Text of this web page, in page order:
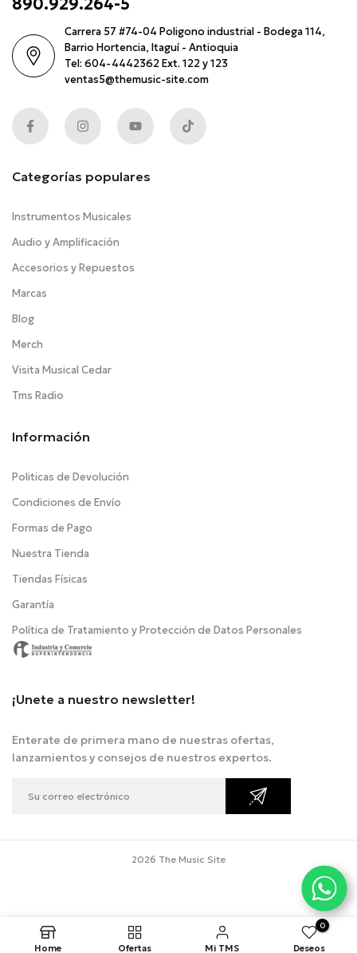
890.929.264-5
Carrera 57 #74-04 Poligono industrial - Bodega 114,
Barrio Hortencia, Itaguí - Antioquia
Tel: 604-4442362 Ext. 122 y 123
ventas5@themusic-site.com
Categorías populares
Instrumentos Musicales
Audio y Amplificación
Accesorios y Repuestos
Marcas
Blog
Merch
Visita Musical Cedar
Tms Radio
Información
Politicas de Devolución
Condiciones de Envío
Formas de Pago
Nuestra Tienda
Tiendas Físicas
Garantía
Política de Tratamiento y Protección de Datos Personales
¡Unete a nuestro newsletter!
Enterate de primera mano de nuestras ofertas,
lanzamientos y consejos de nuestros expertos.
2026 The Music Site
Home Ofertas Mi TMS
0
Deseos